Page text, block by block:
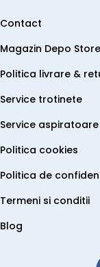
Contact
Magazin Depo Store
Politica livrare &
Service trotinete
Service
Politica cookies
Politica de
Termeni si conditii
Blog